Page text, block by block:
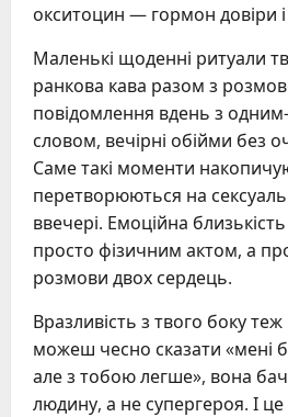
окситоцин — гормон довіри і
Маленькі щоденні ритуали
ранкова кава разом з
повідомлення вдень з
словом, вечірні обійми без
Саме такі моменти
перетворюються на
ввечері. Емоційна
просто фізичним актом, а
розмови двох сердець.
Вразливість з твого боку
можеш чесно сказати «мені
але з тобою легше», вона
людину, а не супергероя. І